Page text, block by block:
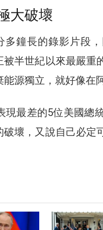
大破壞
多鐘長的錄影片段
半世紀以來最嚴重
源獨立，就好像在
最差的5位美國總
壞，又說自己必定